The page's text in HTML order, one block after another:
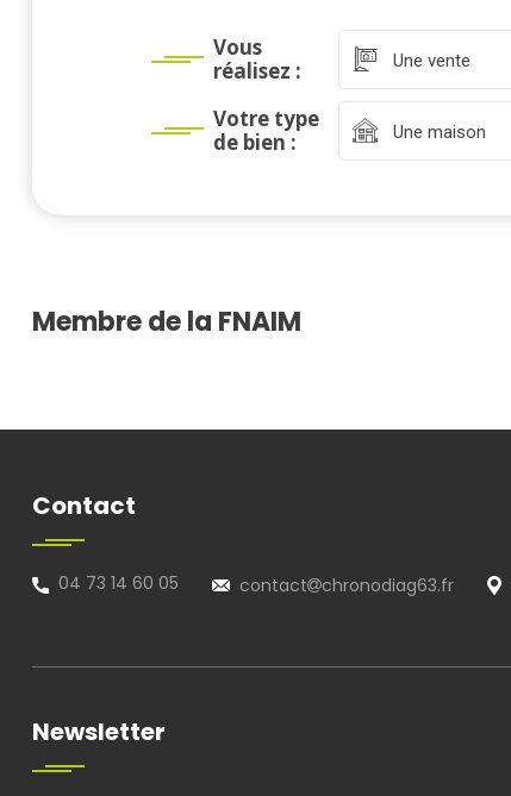
Vous
réalisez :
Une vente
Votre type
de bien :
Une maison
Membre de la FNAIM
Contact
04 73 14 60 05 contact chronodiag63.fr
Newsletter